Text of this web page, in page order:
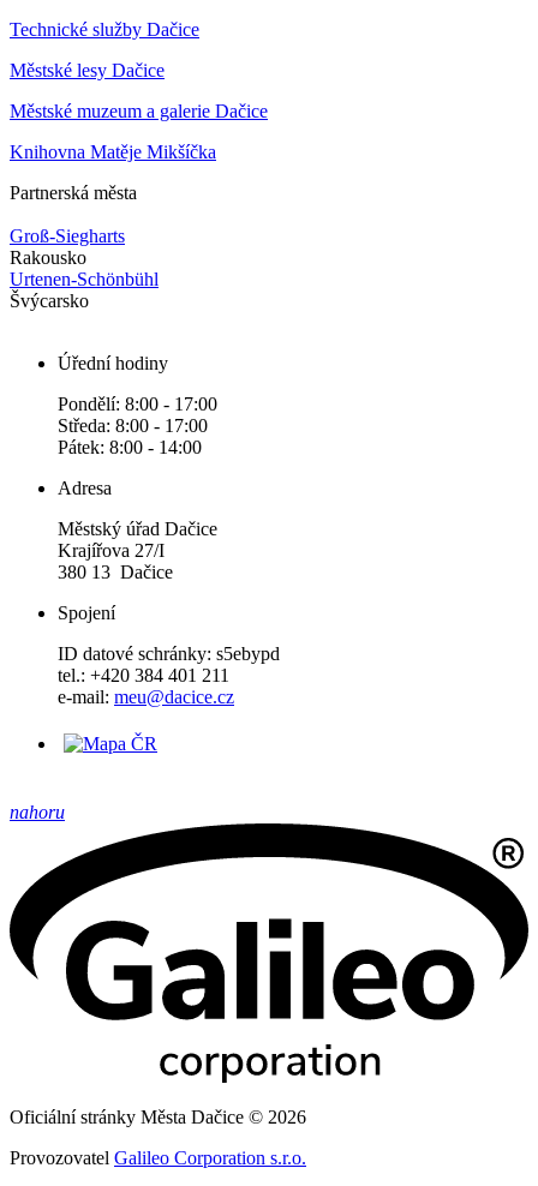
Technické služby Dačice
Městské lesy Dačice
Městské muzeum a galerie Dačice
Knihovna Matěje Mikšíčka
Partnerská města
Groß-Siegharts
Rakousko
Urtenen-Schönbühl
Švýcarsko
Úřední hodiny
Pondělí: 8:00 - 17:00
Středa: 8:00 - 17:00
Pátek: 8:00 - 14:00
Adresa
Městský úřad Dačice
Krajířova 27/I
380 13 Dačice
Spojení
ID datové schránky: s5ebypd
tel.: +420 384 401 211
e-mail: meu@dacice.cz
nahoru
Oficiální stránky Města Dačice © 2026
Provozovatel Galileo Corporation s.r.o.